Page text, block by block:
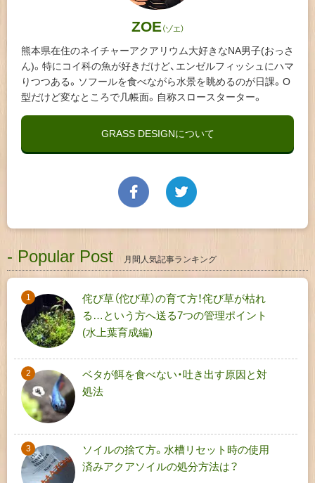
ZOE（ゾエ）
熊本県在住のネイチャーアクアリウム大好きなNA男子(おっさ
ん)。特にコイ科の魚が好きだけど、エンゼルフィッシュにハマ
りつつある。ソフールを食べながら水景を眺めるのが日課。O
型だけど変なところで几帳面。自称スロースターター。
GRASS DESIGNについて
- Popular Post 月間人気記事ランキング
侘び草（佗び草）の育て方！侘び草が枯れ
る…という方へ送る7つの管理ポイント
(水上葉育成編)
ベタが餌を食べない・吐き出す原因と対
処法
ソイルの捨て方。水槽リセット時の使用
済みアクアソイルの処分方法は？